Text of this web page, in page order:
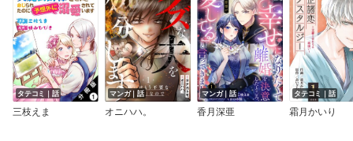
タテコミ｜話
三枝えま
マンガ｜話
オニハハ。
マンガ｜話
香月深亜
タテコミ｜話
霜月かいり